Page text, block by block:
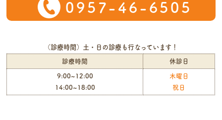
0957-46-6505
（診療時間） 土・日の診療も行なっています！
診療時間 休診日
9:00~12:00
14:00~18:00
木曜日
祝日